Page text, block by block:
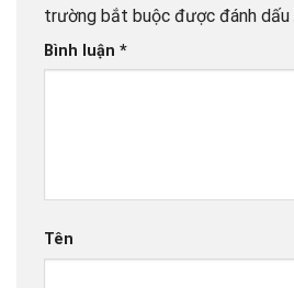
trường bắt buộc được đánh dấu
Bình luận *
Tên